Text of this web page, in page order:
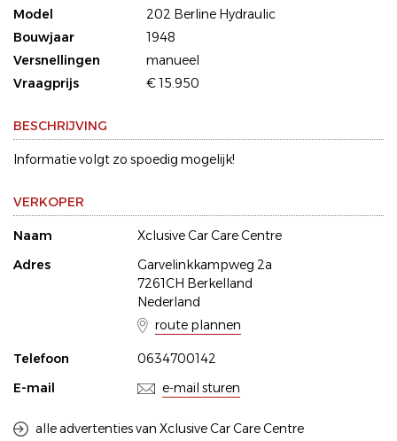
Model
202 Berline Hydraulic
Bouwjaar
1948
Versnellingen
manueel
Vraagprijs
€ 15.950
BESCHRIJVING
Informatie volgt zo spoedig mogelijk!
VERKOPER
Naam
Xclusive Car Care Centre
Adres
Garvelinkkampweg 2a
7261CH Berkelland
Nederland
route plannen
Telefoon
0634700142
E-mail
e-mail sturen
alle advertenties van Xclusive Car Care Centre